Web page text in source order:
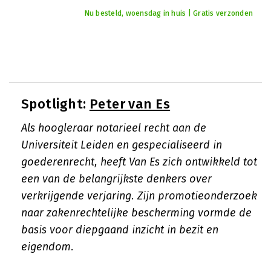
Nu besteld, woensdag in huis | Gratis verzonden
Spotlight: Peter van Es
Als hoogleraar notarieel recht aan de
Universiteit Leiden en gespecialiseerd in
goederenrecht, heeft Van Es zich ontwikkeld tot
een van de belangrijkste denkers over
verkrijgende verjaring. Zijn promotieonderzoek
naar zakenrechtelijke bescherming vormde de
basis voor diepgaand inzicht in bezit en
eigendom.